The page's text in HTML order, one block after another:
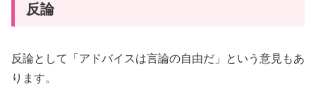
反論
反論として「アドバイスは言論の自由だ」という意見もあ
ります。